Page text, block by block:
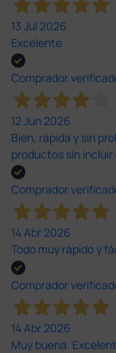
13 Jul 2026
Excelente
Comprador
12 Jun 2026
Bien, rápida y sin
productos sin incluir
Comprador
14 Abr 2026
Todo muy rápido y
Comprador
14 Abr 2026
Muy buena.